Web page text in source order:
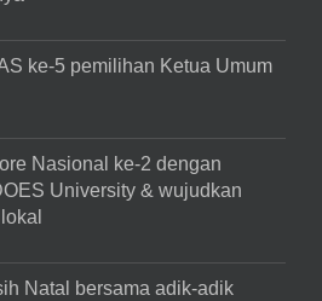
ke-5 pemilihan Ketua Umum
Nasional ke-2 dengan
University & wujudkan
Natal bersama adik-adik